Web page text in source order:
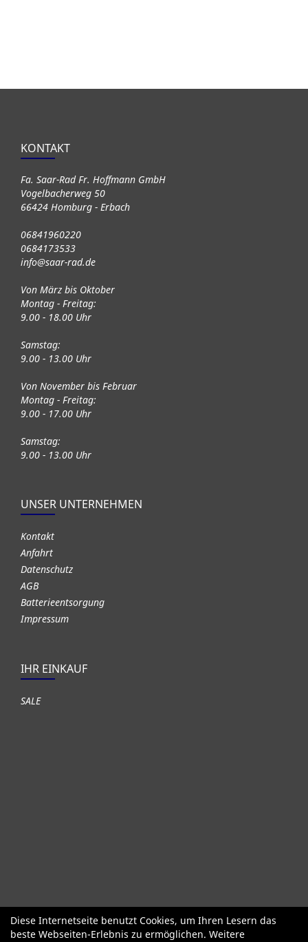
KONTAKT
Fa. Saar-Rad Fr. Hoffmann GmbH
Vogelbacherweg 50
66424 Homburg - Erbach
06841960220
0684173533
info@saar-rad.de
Von März bis Oktober
Montag - Freitag:
9.00 - 18.00 Uhr
Samstag:
9.00 - 13.00 Uhr
Von November bis Februar
Montag - Freitag:
9.00 - 17.00 Uhr
Samstag:
9.00 - 13.00 Uhr
UNSER UNTERNEHMEN
Kontakt
Anfahrt
Datenschutz
AGB
Batterieentsorgung
Impressum
IHR EINKAUF
SALE
Fahrräder Gute gebrauchte Fahrräder
Roller + Laufräder
Diese Internetseite benutzt Cookies, um Ihren Lesern das
beste Webseiten-Erlebnis zu ermöglichen. Weitere